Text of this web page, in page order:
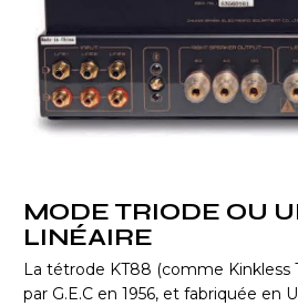
MODE TRIODE OU
LINÉAIRE
La tétrode KT88 (comme Kinkless
par G.E.C en 1956, et fabriquée en